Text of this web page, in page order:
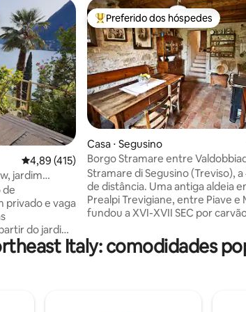
4,89 de uma avaliação média de 5, 415
4,89 (415)
jardim
de
privado e vaga
do jardim,
Interiores
com
Entre os melhores preferidos dos
Preferido dos hóspedes
Casa ⋅ Segusino
Borgo Stramare entre
Segusino
Stramare di Segusino (Treviso),
de distância. Uma antiga aldeia
Prealpi Trevigiane, entre Piave e
fundou a XVI-XVII SEC por
centro de muitas possibilidades:
minutos das colinas
Italy: comodidades